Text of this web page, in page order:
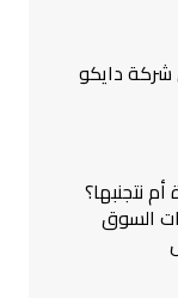
دايكو
نتجنبها؟
السوق